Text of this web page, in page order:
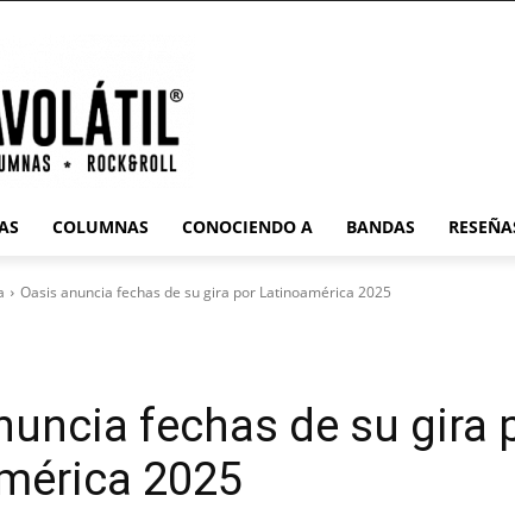
COLUMNAS CONOCIENDO A BANDAS
Oasis anuncia fechas de su gira por Latinoamérica 2025
fechas de su gira
2025